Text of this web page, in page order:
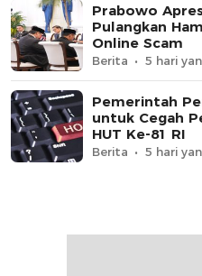
Prabowo
Pulangkan
Online Scam
Berita 5 hari
Pemerintah
untuk Cegah
HUT Ke-81 RI
Berita 5 hari